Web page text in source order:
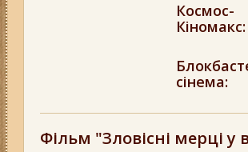
Космос-
Кіномакс:
сінема:
Фільм "Зловісні мерці у